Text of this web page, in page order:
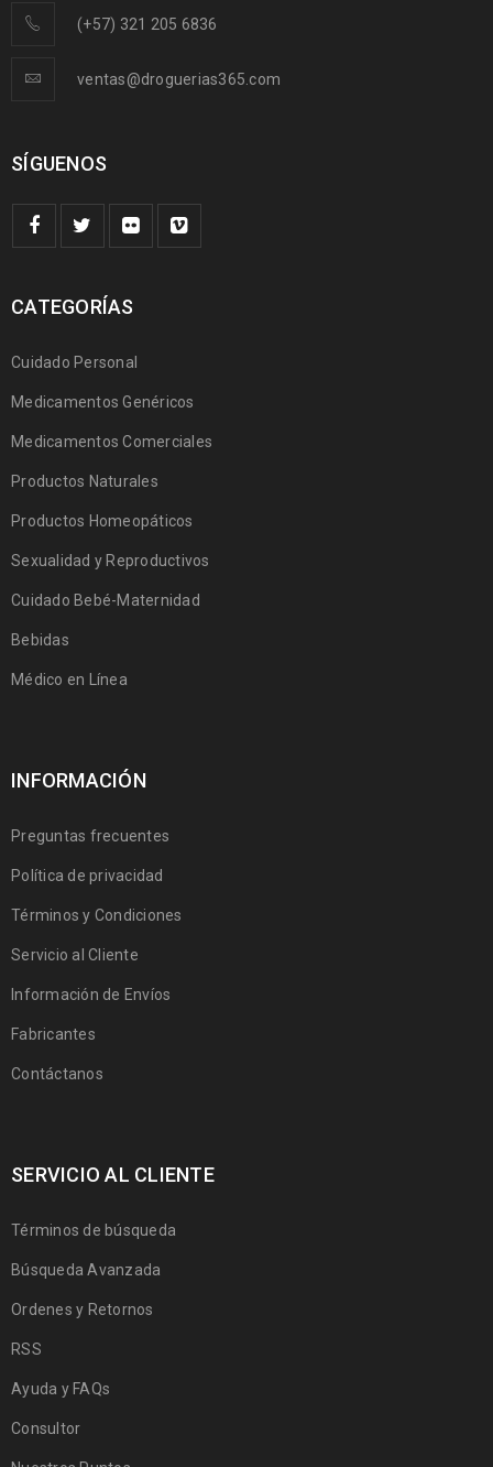
(+57) 321 205 6836
ventas@droguerias365.com
SÍGUENOS
CATEGORÍAS
Cuidado Personal
Medicamentos Genéricos
Medicamentos Comerciales
Productos Naturales
Productos Homeopáticos
Sexualidad y Reproductivos
Cuidado Bebé-Maternidad
Bebidas
Médico en Línea
INFORMACIÓN
Preguntas frecuentes
Política de privacidad
Términos y Condiciones
Servicio al Cliente
Información de Envíos
Fabricantes
Contáctanos
SERVICIO AL CLIENTE
Términos de búsqueda
Búsqueda Avanzada
Ordenes y Retornos
RSS
Ayuda y FAQs
Consultor